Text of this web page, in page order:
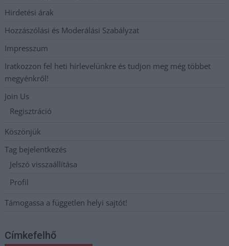
Hirdetési árak
Hozzászólási és Moderálási Szabályzat
Impresszum
Iratkozzon fel heti hírlevelünkre és tudjon meg még többet
megyénkről!
Join Us
Regisztráció
Köszönjük
Tag bejelentkezés
Jelszó visszaállítása
Profil
Támogassa a független helyi sajtót!
Címkefelhő